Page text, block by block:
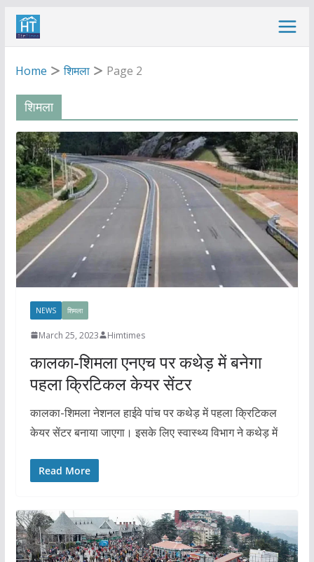
Skip
Home
शिमला Page 2
शिमला
NEWS शिमला
March 25, 2023 Himtimes
कालका-शिमला एनएच पर कथेड़ में बनेगा
पहला क्रिटिकल केयर सेंटर
कालका-शिमला नेशनल हाईवे पांच पर कथेड़ में पहला क्रिटिकल
केयर सेंटर बनाया जाएगा। इसके लिए स्वास्थ्य विभाग ने कथेड़ में
Read More